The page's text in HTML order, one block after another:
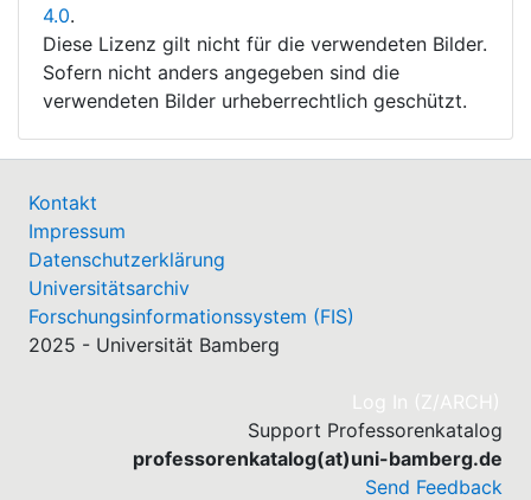
4.0.
Diese Lizenz gilt nicht für die verwendeten Bilder.
Sofern nicht anders angegeben sind die
verwendeten Bilder urheberrechtlich geschützt.
Kontakt
Impressum
Datenschutzerklärung
Universitätsarchiv
Forschungsinformationssystem (FIS)
2025 - Universität Bamberg
Log In (Z/ARCH)
Support Professorenkatalog
professorenkatalog(at)uni-bamberg.de
Send Feedback